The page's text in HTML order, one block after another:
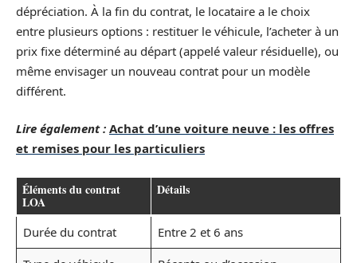
dépréciation. À la fin du contrat, le locataire a le choix
entre plusieurs options : restituer le véhicule, l’acheter à un
prix fixe déterminé au départ (appelé valeur résiduelle), ou
même envisager un nouveau contrat pour un modèle
différent.
Lire également : Achat d’une voiture neuve : les offres
et remises pour les particuliers
Éléments du contrat
LOA
Détails
Durée du contrat
Entre 2 et 6 ans